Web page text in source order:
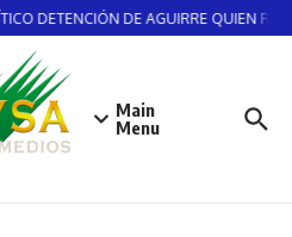
DETENCIÓN DE AGUIRRE QUIEN
Main
Menu